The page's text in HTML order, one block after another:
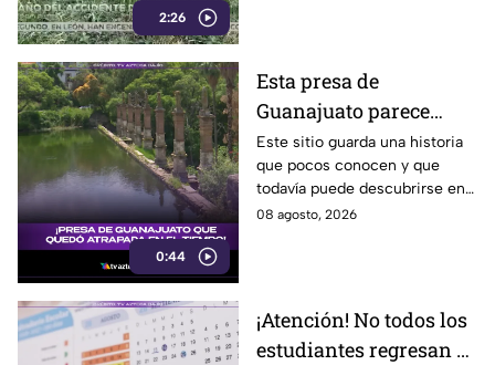
2:26
0:44
Esta presa de
Guanajuato parece
haberse quedado
atrapada en el tiempo;
¿cuál es?
Este sitio guarda una historia
que pocos conocen y que
todavía puede descubrirse en
Guanajuato.
08 agosto, 2026
¡Atención! No todos los
estudiantes regresan a